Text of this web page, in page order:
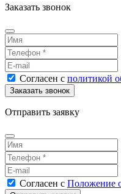
Заказать звонок
Согласен с политикой
Отправить заявку
Согласен с Положение